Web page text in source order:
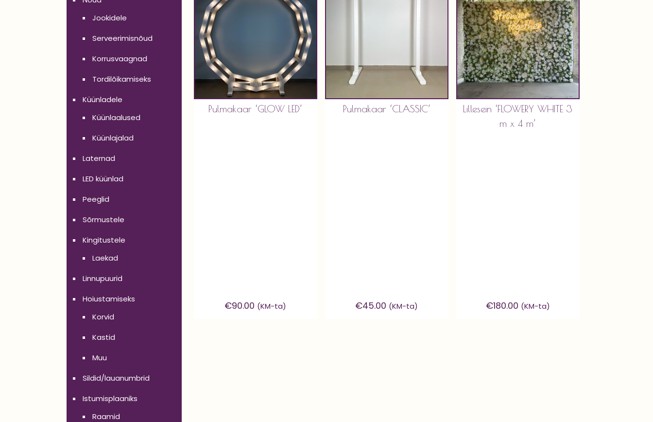
Pulmakaar ‘GLOW LED’
€90.00 (KM-ta)
Pulmakaar ‘CLASSIC’
€45.00 (KM-ta)
Lillesein ‘FLOWERY WHITE 3
m x 4 m’
€180.00 (KM-ta)
Jookidele
Serveerimisnõud
Korrusvaagnad
Tordilõikamiseks
Küünladele
Küünlaalused
Küünlajalad
Laternad
LED küünlad
Peeglid
Sõrmustele
Kingitustele
Laekad
Linnupuurid
Hoiustamiseks
Korvid
Kastid
Muu
Sildid/lauanumbrid
Istumisplaaniks
Raamid